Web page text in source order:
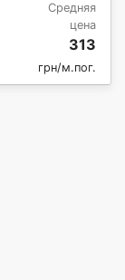
Средняя
цена
313
грн/м.пог.